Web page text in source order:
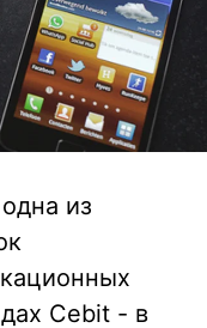
из
Cebit - в